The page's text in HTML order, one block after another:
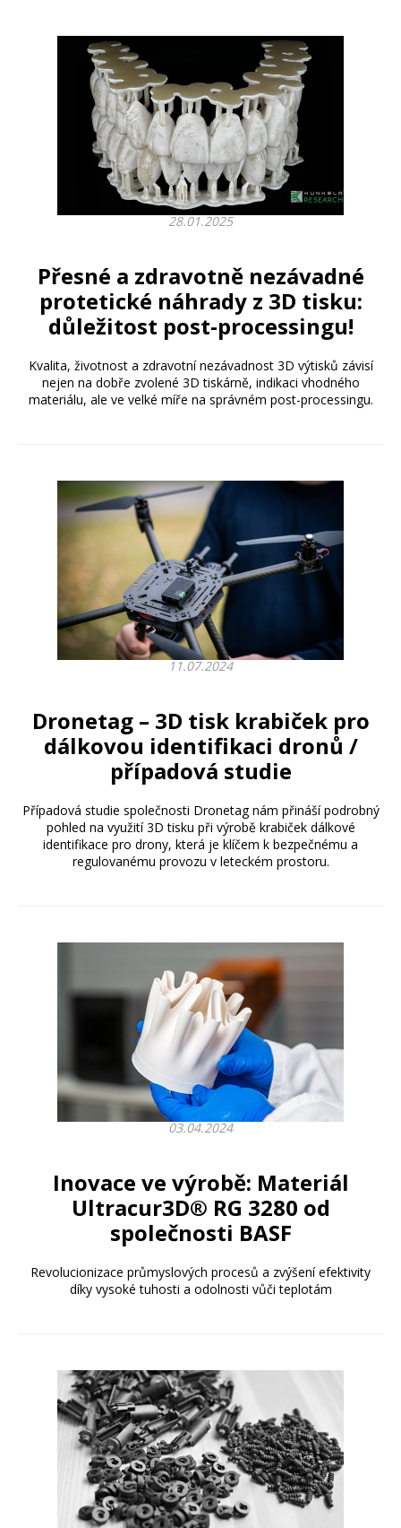
28.01.2025
Přesné a zdravotně nezávadné
protetické náhrady z 3D tisku:
důležitost post-processingu!
Kvalita, životnost a zdravotní nezávadnost 3D výtisků závisí
nejen na dobře zvolené 3D tiskárně, indikaci vhodného
materiálu, ale ve velké míře na správném post-processingu.
11.07.2024
Dronetag – 3D tisk krabiček pro
dálkovou identifikaci dronů /
případová studie
Případová studie společnosti Dronetag nám přináší podrobný
pohled na využití 3D tisku při výrobě krabiček dálkové
identifikace pro drony, která je klíčem k bezpečnému a
regulovanému provozu v leteckém prostoru.
03.04.2024
Inovace ve výrobě: Materiál
Ultracur3D® RG 3280 od
společnosti BASF
Revolucionizace průmyslových procesů a zvýšení efektivity
díky vysoké tuhosti a odolnosti vůči teplotám